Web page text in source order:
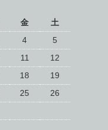
金
土
4
5
11
12
18
19
25
26